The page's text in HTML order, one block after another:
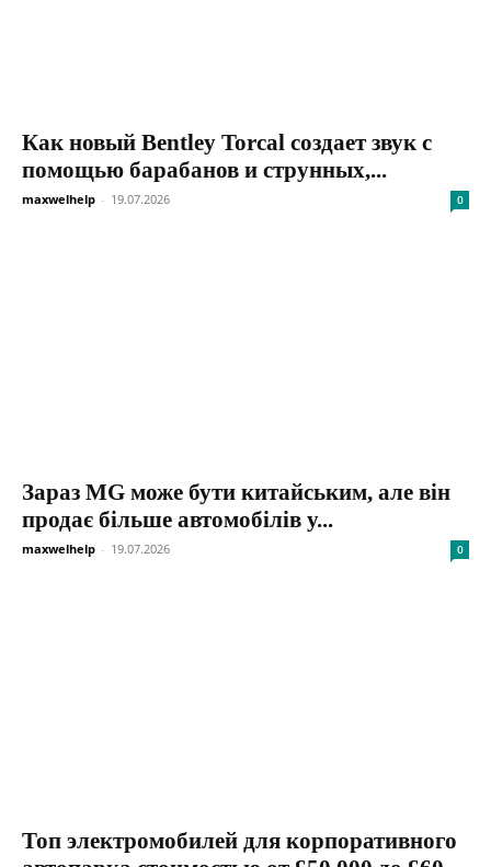
Как новый Bentley Torcal создает звук с
помощью барабанов и струнных,...
maxwelhelp - 19.07.2026 0
Зараз MG може бути китайським, але він
продає більше автомобілів у...
maxwelhelp - 19.07.2026 0
Топ электромобилей для корпоративного